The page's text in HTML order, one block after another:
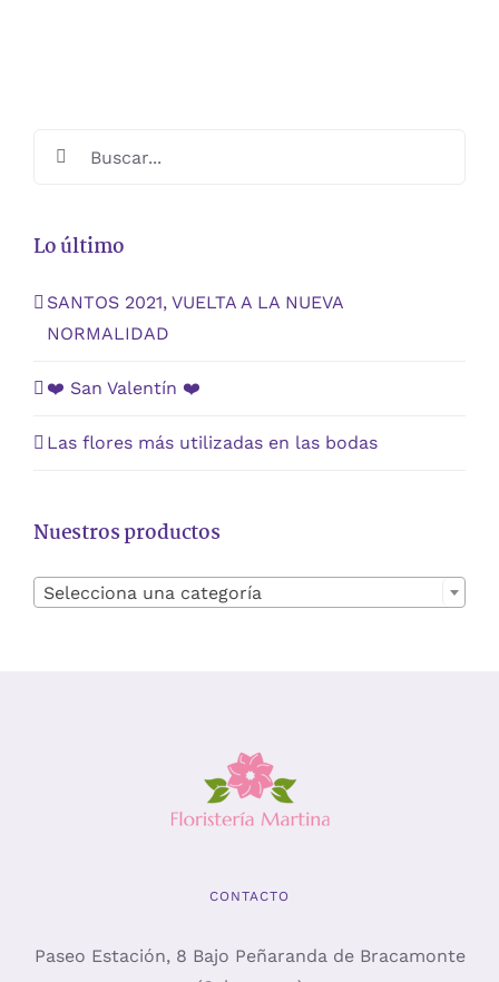
Lo último
SANTOS 2021, VUELTA A LA NUEVA
NORMALIDAD
❤️ San Valentín ❤️
Las flores más utilizadas en las bodas
Nuestros productos
Selecciona una categoría
CONTACTO
Paseo Estación, 8 Bajo Peñaranda de Bracamonte